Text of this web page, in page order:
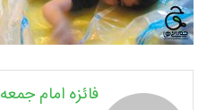
فائزه امام جمعه